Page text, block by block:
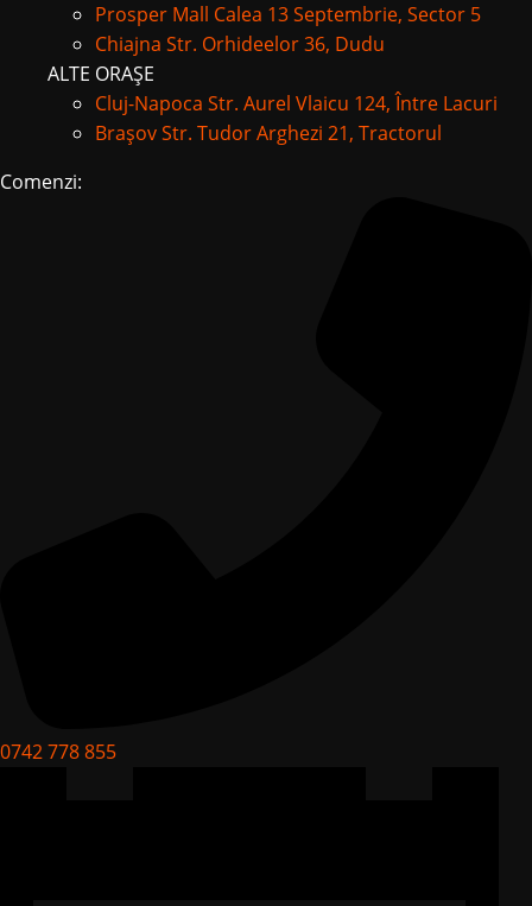
Prosper Mall Calea 13 Septembrie, Sector 5
Chiajna Str. Orhideelor 36, Dudu
ALTE ORAȘE
Cluj-Napoca Str. Aurel Vlaicu 124, Între Lacuri
BrașovStr. Tudor Arghezi 21, Tractorul
Comenzi:
0742 778 855